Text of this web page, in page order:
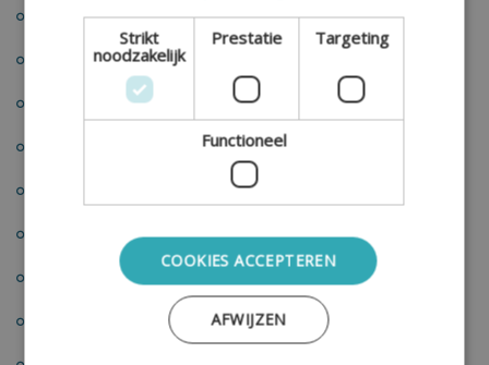
Amersfoort
Amsterdam
Strikt
noodzakelijk
Prestatie Targeting
Functioneel
COOKIES ACCEPTEREN
AFWIJZEN